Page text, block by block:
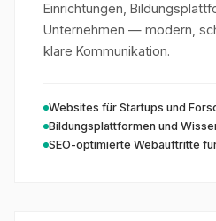
Einrichtungen,
Unternehmen — modern,
klare Kommunikation.
Websites für Startups und
Bildungsplattformen und
SEO-optimierte Webauftritte